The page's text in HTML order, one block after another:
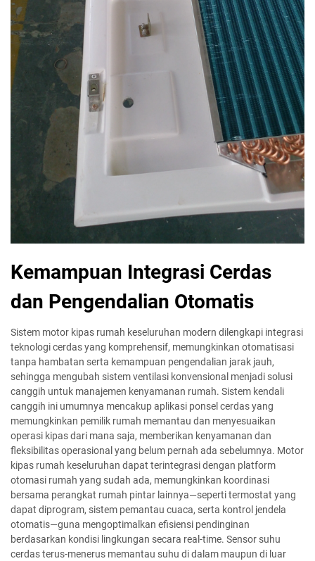
Kemampuan Integrasi Cerdas
dan Pengendalian Otomatis
Sistem motor kipas rumah keseluruhan modern dilengkapi integrasi
teknologi cerdas yang komprehensif, memungkinkan otomatisasi
tanpa hambatan serta kemampuan pengendalian jarak jauh,
sehingga mengubah sistem ventilasi konvensional menjadi solusi
canggih untuk manajemen kenyamanan rumah. Sistem kendali
canggih ini umumnya mencakup aplikasi ponsel cerdas yang
memungkinkan pemilik rumah memantau dan menyesuaikan
operasi kipas dari mana saja, memberikan kenyamanan dan
fleksibilitas operasional yang belum pernah ada sebelumnya. Motor
kipas rumah keseluruhan dapat terintegrasi dengan platform
otomasi rumah yang sudah ada, memungkinkan koordinasi
bersama perangkat rumah pintar lainnya—seperti termostat yang
dapat diprogram, sistem pemantau cuaca, serta kontrol jendela
otomatis—guna mengoptimalkan efisiensi pendinginan
berdasarkan kondisi lingkungan secara real-time. Sensor suhu
cerdas terus-menerus memantau suhu di dalam maupun di luar